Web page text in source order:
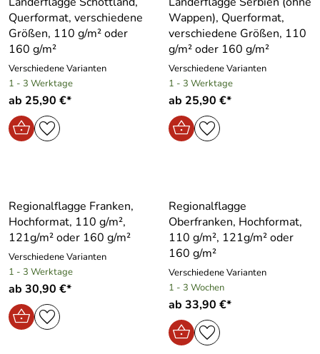
Querformat, verschiedene
Größen, 110 g/m² oder
160 g/m²
Verschiedene Varianten
1 - 3 Werktage
ab 25,90 €*
Wappen), Querformat,
verschiedene Größen, 110
g/m² oder 160 g/m²
Verschiedene Varianten
1 - 3 Werktage
ab 25,90 €*
Regionalflagge Franken,
Hochformat, 110 g/m²,
121g/m² oder 160 g/m²
Verschiedene Varianten
1 - 3 Werktage
ab 30,90 €*
Regionalflagge
Oberfranken, Hochformat,
110 g/m², 121g/m² oder
160 g/m²
Verschiedene Varianten
1 - 3 Wochen
ab 33,90 €*